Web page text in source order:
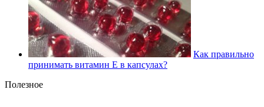
Как правильно
принимать витамин Е в капсулах?
Полезное